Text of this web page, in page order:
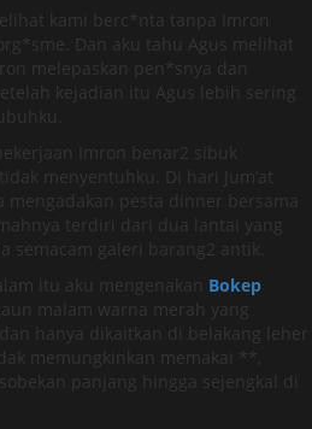
kami berc*nta tanpa Imron
Dan aku tahu Agus melihat
melepaskan pen*snya dan
kejadian itu Agus lebih sering
Imron benar2 sibuk
menyentuhku. Di hari Jum’at
pesta dinner bersama
terdiri dari dua lantai yang
semacam galeri barang2 antik.
itu aku mengenakan Bokep
malam warna merah yang
hanya dikaitkan di belakang leher
memungkinkan memakai **,
panjang hingga sejengkal di